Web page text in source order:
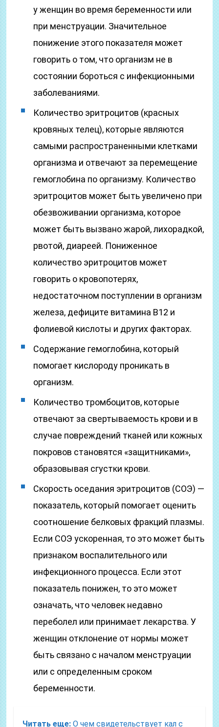
у женщин во время беременности или
при менструации. Значительное
понижение этого показателя может
говорить о том, что организм не в
состоянии бороться с инфекционными
заболеваниями.
Количество эритроцитов (красных
кровяных телец), которые являются
самыми распространенными клетками
организма и отвечают за перемещение
гемоглобина по организму. Количество
эритроцитов может быть увеличено при
обезвоживании организма, которое
может быть вызвано жарой, лихорадкой,
рвотой, диареей. Пониженное
количество эритроцитов может
говорить о кровопотерях,
недостаточном поступлении в организм
железа, дефиците витамина В12 и
фолиевой кислоты и других факторах.
Содержание гемоглобина, который
помогает кислороду проникать в
организм.
Количество тромбоцитов, которые
отвечают за свертываемость крови и в
случае повреждений тканей или кожных
покровов становятся «защитниками»,
образовывая сгустки крови.
Скорость оседания эритроцитов (СОЭ) —
показатель, который помогает оценить
соотношение белковых фракций плазмы.
Если СОЭ ускоренная, то это может быть
признаком воспалительного или
инфекционного процесса. Если этот
показатель понижен, то это может
означать, что человек недавно
переболел или принимает лекарства. У
женщин отклонение от нормы может
быть связано с началом менструации
или с определенным сроком
беременности.
Читать еще: О чем свидетельствует кал с